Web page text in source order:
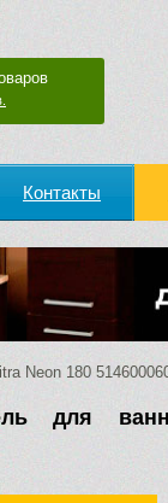
Контакты
Neon 180
для